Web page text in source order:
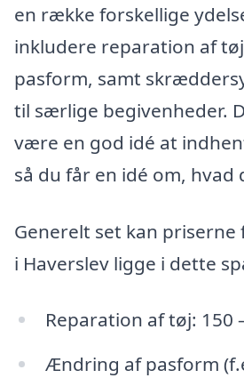
en række forskellige
inkludere reparation af
pasform, samt
til særlige begivenheder.
være en god idé at
så du får en idé om, hvad
Generelt set kan
i Haverslev ligge i dette
Reparation af tøj: 150
Ændring af pasform